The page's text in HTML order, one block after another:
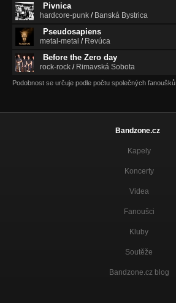
Pivnica
hardcore-punk / Banská Bystrica
Pseudosapiens
metal-metal / Revúca
Before the Zero day
rock-rock / Rimavská Sobota
Podobnost se určuje podle počtu společných fanoušků.
Bandzone.cz
Kapely
Koncerty
Videa
Fanoušci
Kluby
Soutěže
Bandzone.cz blog